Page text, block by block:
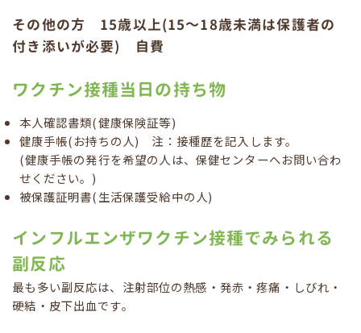
その他の方 15歳以上(15～18歳未満は保護者の
付き添いが必要) 自費
ワクチン接種当日の持ち物
本人確認書類(健康保険証等)
健康手帳(お持ちの人) 注：接種歴を記入します。
(健康手帳の発行を希望の人は、保健センターへお問い合わ
せください。)
被保護証明書(生活保護受給中の人)
インフルエンザワクチン接種でみられる
副反応
最も多い副反応は、注射部位の熱感・発赤・疼痛・しびれ・
硬結・皮下出血です。